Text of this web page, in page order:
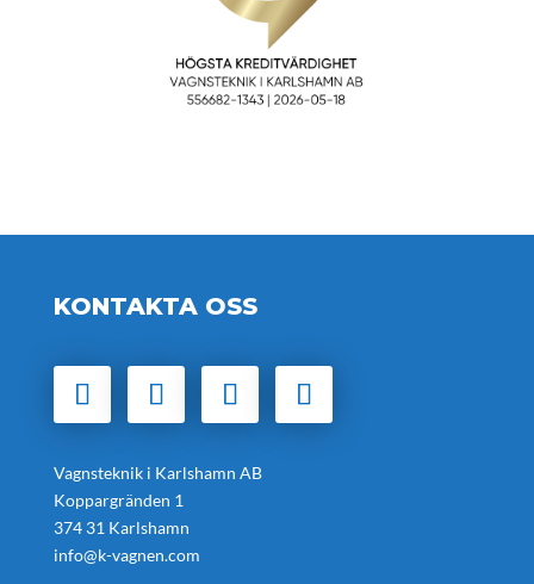
KONTAKTA OSS
Vagnsteknik i Karlshamn AB
Koppargränden 1
374 31 Karlshamn
info@k-vagnen.com